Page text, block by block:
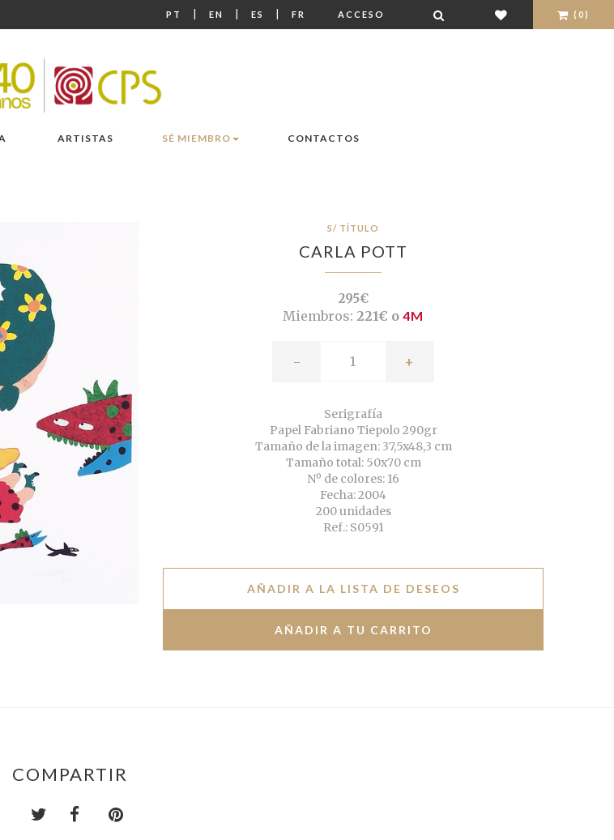
PT | EN | ES | FR ACCESO (0)
ARTISTAS SÉ MIEMBRO CONTACTOS
S/ TÍTULO
CARLA POTT
295€
Miembros: 221€ o 4M
- +
Serigrafía
Papel Fabriano Tiepolo 290gr
Tamaño de la imagen: 37,5x48,3 cm
Tamaño total: 50x70 cm
Nº de colores: 16
Fecha: 2004
200 unidades
Ref.: S0591
AÑADIR A LA LISTA DE DESEOS
COMPARTIR